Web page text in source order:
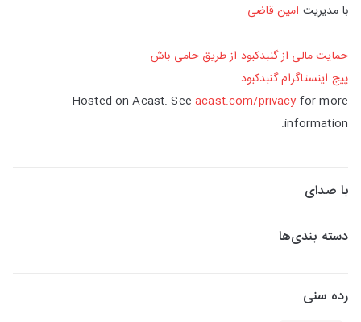
با مدیریت امین قاضی
حمایت مالی از گنبدکبود از طریق حامی‌ باش
پیج اینستاگرام گنبدکبود
Hosted on Acast. Seeacast.com/privacy for more
information.
با صدای
دسته بندی‌ها
رده سنی